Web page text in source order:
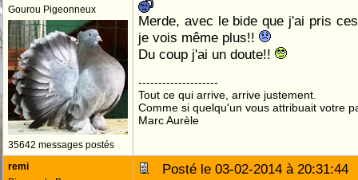
Gourou Pigeonneux
35642 messages postés
Merde, avec le bide que j'ai pris
je vois même plus!!
Du coup j'ai un doute!!
--------------------
Tout ce qui arrive, arrive justement.
Comme si quelqu'un vous attribuait votre
Marc Aurèle
remi
Posté le 03-02-2014 à